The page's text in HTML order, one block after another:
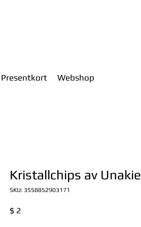
Presentkort Webshop
Kristallchips av Unakie
SKU: 3558852903171
$ 2Pris